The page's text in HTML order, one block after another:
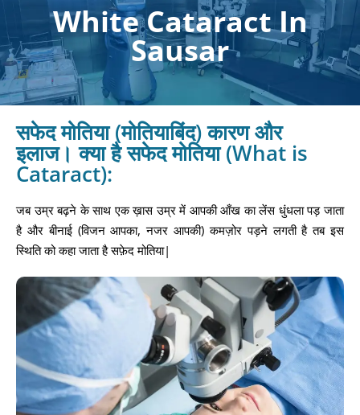
White Cataract In
Sausar
सफेद मोतिया (मोतियाबिंद) कारण और
इलाज। क्या है सफेद मोतिया (What is
Cataract):
जब उम्र बढ़ने के साथ एक ख़ास उम्र में आपकी आँख का लेंस धुंधला पड़ जाता
है और बीनाई (विजन आपका, नजर आपकी) कमज़ोर पड़ने लगती है तब इस
स्थिति को कहा जाता है सफ़ेद मोतिया|